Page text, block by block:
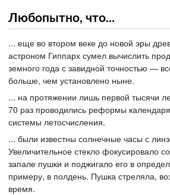
Любопытно, что...
... еще во втором веке до новой эры
астроном Гиппарх сумел вычислить
земного года с завидной точностью —
больше, чем установлено ныне.
... на протяжении лишь первой тысячи
70 раз проводились реформы
системы летосчисления.
... были известны солнечные часы с
Увеличительное стекло фокусировало
запале пушки и поджигало его в
примеру, в полдень. Пушка стреляла,
время.